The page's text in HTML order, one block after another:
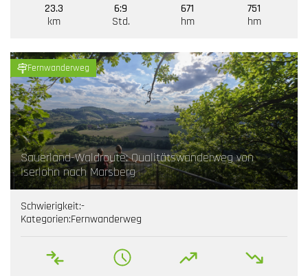
23.3
km
6:9
Std.
671
hm
751
hm
Fernwanderweg
Sauerland-Waldroute: Qualitätswanderweg von
Iserlohn nach Marsberg
Schwierigkeit:-
Kategorien:Fernwanderweg